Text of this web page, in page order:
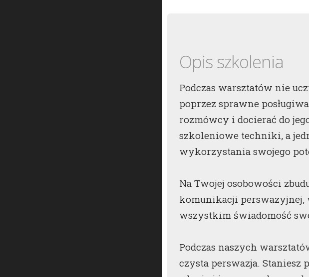
Opis szkolenia
Podczas warsztatów nie
poprzez sprawne
rozmówcy i docierać do
szkoleniowe techniki, a
wykorzystania swojego
Na Twojej osobowości
komunikacji perswazyjnej,
wszystkim świadomość
Podczas naszych
czysta perswazja.